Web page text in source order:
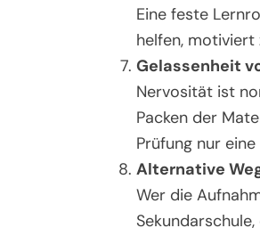
Eine feste
helfen, motiviert
Gelassenheit
Nervosität ist
Packen der
Prüfung nur
Alternative
Wer die